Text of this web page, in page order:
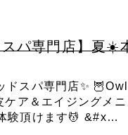
スパ専門店】夏☀️
ドスパ専門店✨
ケア＆エイジングメニ
験頂けます💆 &#x…